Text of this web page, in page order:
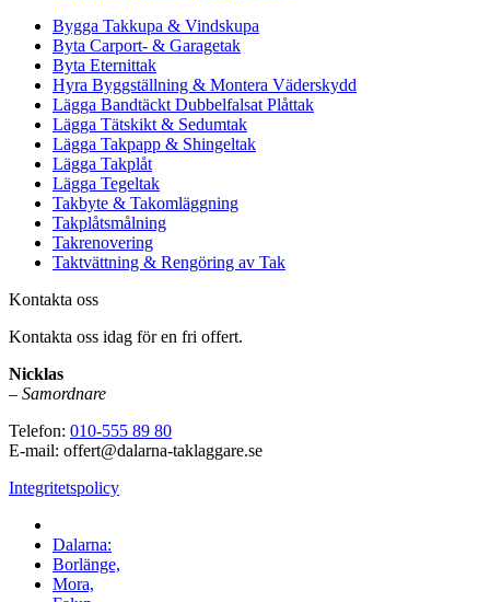
Bygga Takkupa & Vindskupa
Byta Carport- & Garagetak
Byta Eternittak
Hyra Byggställning & Montera Väderskydd
Lägga Bandtäckt Dubbelfalsat Plåttak
Lägga Tätskikt & Sedumtak
Lägga Takpapp & Shingeltak
Lägga Takplåt
Lägga Tegeltak
Takbyte & Takomläggning
Takplåtsmålning
Takrenovering
Taktvättning & Rengöring av Tak
Kontakta oss
Kontakta oss idag för en fri offert.
Nicklas
– Samordnare
Telefon: 010-555 89 80
E-mail: offert@dalarna-taklaggare.se
Integritetspolicy
Dalarna:
Borlänge,
Mora,